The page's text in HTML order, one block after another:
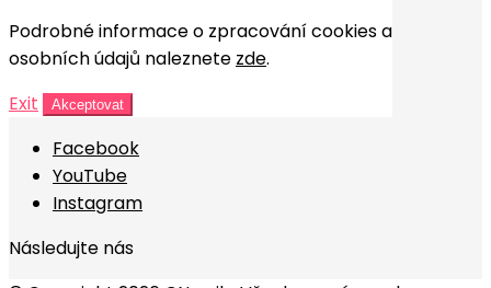
Podrobné informace o zpracování cookies a
osobních údajů naleznete zde.
Exit
Akceptovat
Facebook
YouTube
Instagram
Následujte nás